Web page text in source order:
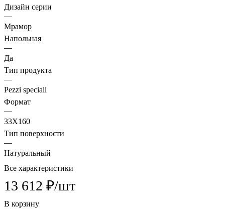
Дизайн серии
—
Мрамор
Напольная
—
Да
Тип продукта
—
Pezzi speciali
Формат
—
33X160
Тип поверхности
—
Натуральный
Все характеристики
13 612 ₽/шт
В корзину